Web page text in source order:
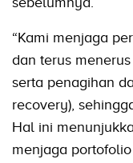
“Kami menjaga
dan terus
serta penagihan
recovery),
Hal ini
menjaga